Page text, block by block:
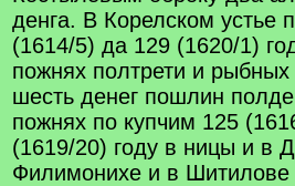
денга. В Корелском устье
(1614/5) да 129 (1620/1)
пожнях полтрети и
шесть денег пошлин
пожнях по купчим 125
(1619/20) году в ницы и в
Филимонихе и в Шитилове